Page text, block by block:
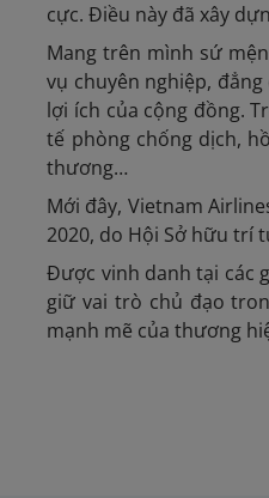
cực. Điều này đã xây
Mang trên mình sứ
vụ chuyên nghiệp,
lợi ích của cộng đồng.
tế phòng chống dịch,
thương…
Mới đây, Vietnam
2020, do Hội Sở hữu trí
Được vinh danh tại các
giữ vai trò chủ đạo
mạnh mẽ của thương